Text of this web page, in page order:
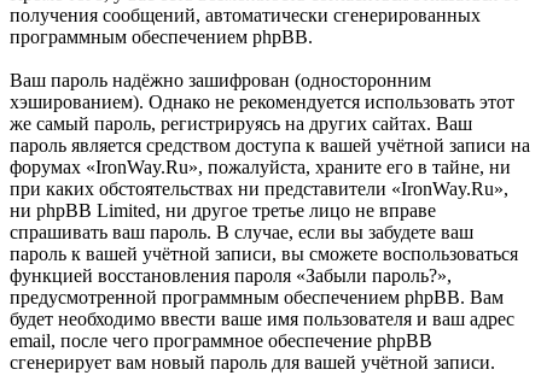
получения сообщений, автоматически сгенерированных
программным обеспечением phpBB.
Ваш пароль надёжно зашифрован (односторонним
хэшированием). Однако не рекомендуется использовать этот
же самый пароль, регистрируясь на других сайтах. Ваш
пароль является средством доступа к вашей учётной записи на
форумах «IronWay.Ru», пожалуйста, храните его в тайне, ни
при каких обстоятельствах ни представители «IronWay.Ru»,
ни phpBB Limited, ни другое третье лицо не вправе
спрашивать ваш пароль. В случае, если вы забудете ваш
пароль к вашей учётной записи, вы сможете воспользоваться
функцией восстановления пароля «Забыли пароль?»,
предусмотренной программным обеспечением phpBB. Вам
будет необходимо ввести ваше имя пользователя и ваш адрес
email, после чего программное обеспечение phpBB
сгенерирует вам новый пароль для вашей учётной записи.